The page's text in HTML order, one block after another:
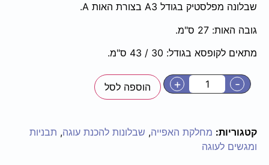
שבלונה מפלסטיק בגודל A3 בצורת האות A.
גובה האות: 27 ס"מ.
מתאים לקופסא בגודל: 30 / 43 ס"מ.
-
+ הוספה לסל
קטגוריות: מחלקת האפייה, שבלונות להכנת עוגה, תבניות
ומגשים לעוגה